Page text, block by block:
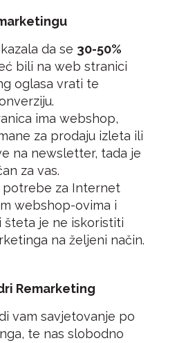
da se 30-50%
bili na web stranici
oglasa vrati te
ima webshop,
za prodaju izleta ili
na newsletter, tada je
za vas.
potrebe za Internet
webshop-ovima i
je ne iskoristiti
na željeni način.
Remarketing
vam savjetovanje po
te nas slobodno